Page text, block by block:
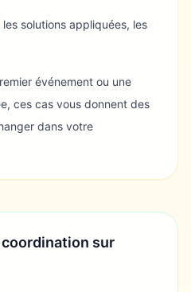
solutions appliquées, les
événement ou une
ces cas vous donnent des
dans votre
sur